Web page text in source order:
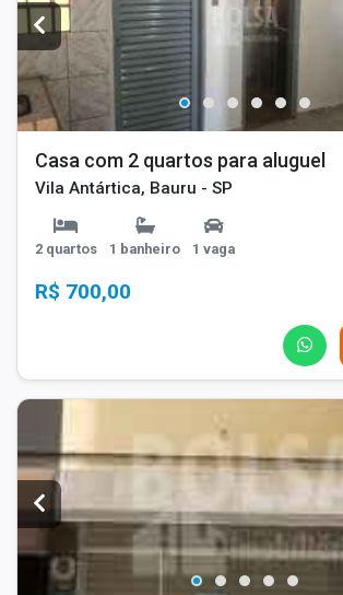
Casa com 2 quartos para aluguel
Vila Antártica, Bauru - SP
2 quartos 1 banheiro 1 vaga
R$ 700,00